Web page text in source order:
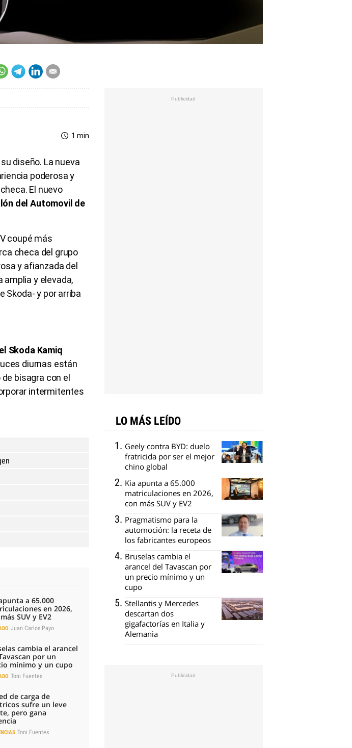
1 min
diseño. La nueva
poderosa y
El nuevo
del Automovil de
coupé más
checa del grupo
y afianzada del
amplia y elevada,
Skoda- y por arriba
Skoda Kamiq
diurnas están
bisagra con el
intermitentes
a 65.000
en 2026,
SUV y EV2
Juan Carlos Payo
cambia el arancel
por un
mínimo y un cupo
Toni Fuentes
de carga de
sufre un leve
pero gana
Toni Fuentes
LO MÁS LEÍDO
Geely contra BYD: duelo
fratricida por ser el mejor
chino global
Kia apunta a 65.000
matriculaciones en 2026,
con más SUV y EV2
Pragmatismo para la
automoción: la receta de
los fabricantes europeos
Bruselas cambia el
arancel del Tavascan por
un precio mínimo y un
cupo
Stellantis y Mercedes
descartan dos
gigafactorías en Italia y
Alemania